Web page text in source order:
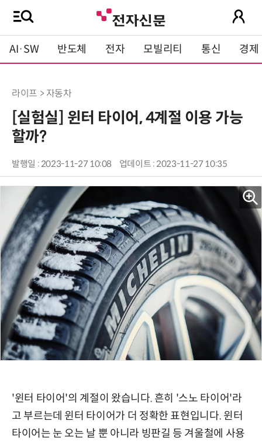
AI·SW 반도체 전자 모빌리티 통신 경제
라이프 > 자동차
[실험실] 윈터 타이어, 4계절 이용 가능
할까?
발행일 : 2023-11-27 10:08 업데이트 : 2023-11-27 10:35
'윈터 타이어'의 계절이 왔습니다. 흔히 '스노 타이어'라
고 부르는데 윈터 타이어가 더 정확한 표현입니다. 윈터
타이어는 눈 오는 날 뿐 아니라 빙판길 등 겨울철에 사용